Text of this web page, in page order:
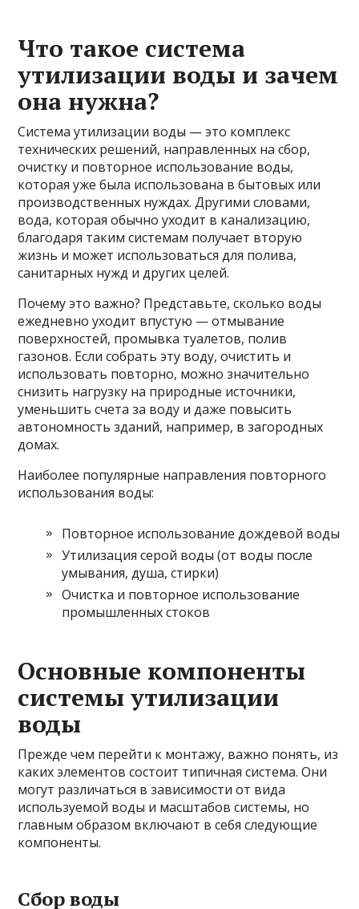
Что такое система
утилизации воды и зачем
она нужна?
Система утилизации воды — это комплекс
технических решений, направленных на сбор,
очистку и повторное использование воды,
которая уже была использована в бытовых или
производственных нуждах. Другими словами,
вода, которая обычно уходит в канализацию,
благодаря таким системам получает вторую
жизнь и может использоваться для полива,
санитарных нужд и других целей.
Почему это важно? Представьте, сколько воды
ежедневно уходит впустую — отмывание
поверхностей, промывка туалетов, полив
газонов. Если собрать эту воду, очистить и
использовать повторно, можно значительно
снизить нагрузку на природные источники,
уменьшить счета за воду и даже повысить
автономность зданий, например, в загородных
домах.
Наиболее популярные направления повторного
использования воды:
Повторное использование дождевой воды
Утилизация серой воды (от воды после
умывания, душа, стирки)
Очистка и повторное использование
промышленных стоков
Основные компоненты
системы утилизации
воды
Прежде чем перейти к монтажу, важно понять, из
каких элементов состоит типичная система. Они
могут различаться в зависимости от вида
используемой воды и масштабов системы, но
главным образом включают в себя следующие
компоненты.
Сбор воды